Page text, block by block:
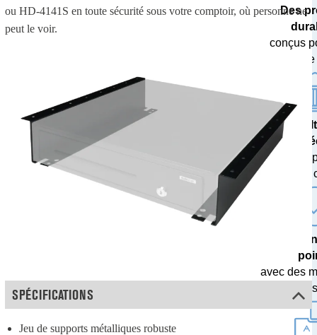
ou HD-4141S en toute sécurité sous votre comptoir, où personne ne
peut le voir.
SPÉCIFICATIONS
Jeu de supports métalliques robuste
Des
conçus
dans
Des
testés
banques
Une
avec des
de